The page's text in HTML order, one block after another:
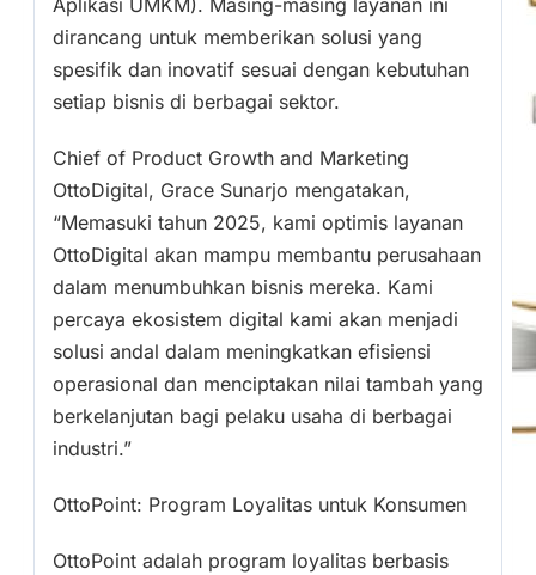
Aplikasi UMKM). Masing-masing layanan ini
dirancang untuk memberikan solusi yang
spesifik dan inovatif sesuai dengan kebutuhan
setiap bisnis di berbagai sektor.
Chief of Product Growth and Marketing
OttoDigital, Grace Sunarjo mengatakan,
“Memasuki tahun 2025, kami optimis layanan
OttoDigital akan mampu membantu perusahaan
dalam menumbuhkan bisnis mereka. Kami
percaya ekosistem digital kami akan menjadi
solusi andal dalam meningkatkan efisiensi
operasional dan menciptakan nilai tambah yang
berkelanjutan bagi pelaku usaha di berbagai
industri.”
OttoPoint: Program Loyalitas untuk Konsumen
OttoPoint adalah program loyalitas berbasis